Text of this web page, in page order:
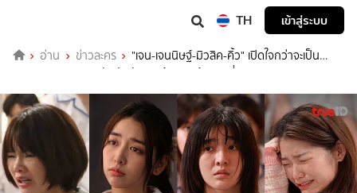
TH เข้าสู่ระบบ
อ่าน ข่าวละคร
"เจน-เจนนิษฐ์-มิวสิค-คิ้ว" เปิดใจกว่าจะเป็น
"HOMEROOM 29 ตัวประกัน" สะท้อนพิษร้ายบูลลี่